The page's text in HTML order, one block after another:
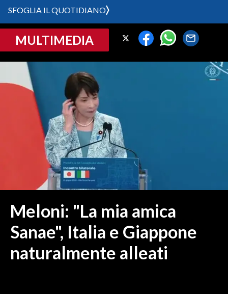
CRONACA SARDEGNA
PROVINCIA DI CAGLIARI
SULCIS IGLESIENTE
MEDIO CAMPIDANO
ORISTANO E PROVINCIA
SASSARI E PROVINCIA
NUORO E PROVINCIA
OGLIASTRA
ITALIA
MONDO
SFOGLIA IL QUOTIDIANO
MULTIMEDIA
Meloni: "La mia amica
Sanae", Italia e Giappone
naturalmente alleati